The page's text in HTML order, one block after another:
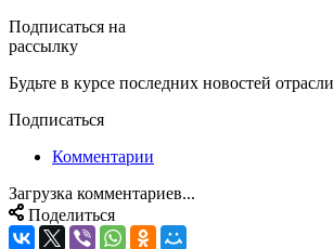
Подписаться на
рассылку
Будьте в курсе последних новостей отрасли
Подписаться
Комментарии
Загрузка комментариев...
Поделиться